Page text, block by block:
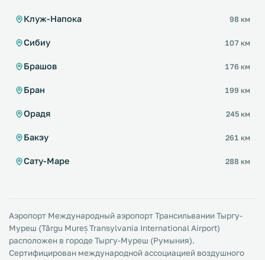
Клуж-Напока 98 км
Сибиу 107 км
Брашов 176 км
Бран 199 км
Орадя 245 км
Бакэу 261 км
Сату-Маре 288 км
Аэропорт Международный аэропорт Трансильвании Тыргу-
Муреш (Târgu Mureș Transylvania International Airport)
расположен в городе Тыргу-Муреш (Румыния).
Сертифицирован международной ассоциацией воздушного